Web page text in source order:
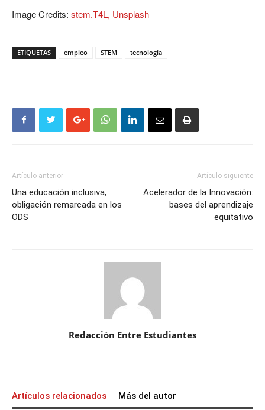
Image Credits: stem.T4L, Unsplash
ETIQUETAS empleo STEM tecnología
Artículo anterior
Una educación inclusiva,
obligación remarcada en los
ODS
Artículo siguiente
Acelerador de la Innovación:
bases del aprendizaje
equitativo
Redacción Entre Estudiantes
Artículos relacionados Más del autor